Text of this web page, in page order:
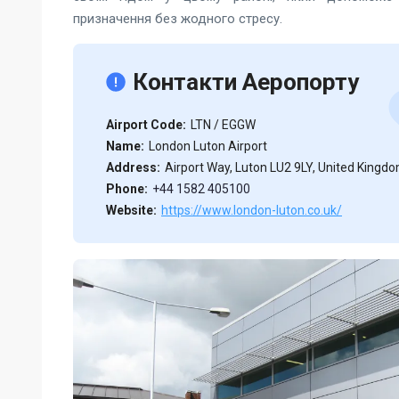
призначення без жодного стресу.
Контакти Аеропорту
Airport Code: LTN / EGGW
Name: London Luton Airport
Address: Airport Way, Luton LU2 9LY, United
Phone: +44 1582 405100
Website: https://www.london-luton.co.uk/